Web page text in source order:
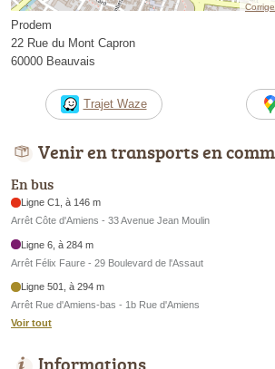
Prodem
22 Rue du Mont Capron
60000 Beauvais
Trajet Waze
Venir en transports en
En bus
Ligne C1, à 146 m
Arrêt Côte d'Amiens - 33 Avenue Jean Moulin
Ligne 6, à 284 m
Arrêt Félix Faure - 29 Boulevard de l'Assaut
Ligne 501, à 294 m
Arrêt Rue d'Amiens-bas - 1b Rue d'Amiens
Voir tout
Informations